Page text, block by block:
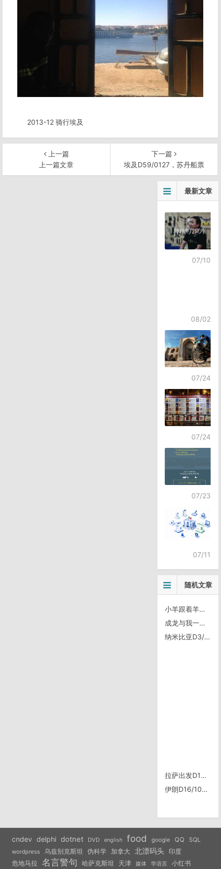
2013-12 骑行埃及
上一篇
上一篇文章
下一篇
埃及D59/0127，苏丹船票
最新文章
07/10
08/02
07/24
07/24
07/23
07/11
随机文章
小羊跟着羊群掉了队
成龙与我一点都不像嘛
纳米比亚D3/1217，穿越Mwamwata国家公园
拉萨出发D17/0906，樟木
伊朗D16/1030，伊朗德黑兰办理亚美尼亚签证
cndev delphi dotnet DVD english food google QQ SQL
wordpress 乌兹别克斯坦 伪科学 加拿大 北漂码头 印度
危地马拉 名言警句 哈萨克斯坦 天津 媒体 学语言 小红书